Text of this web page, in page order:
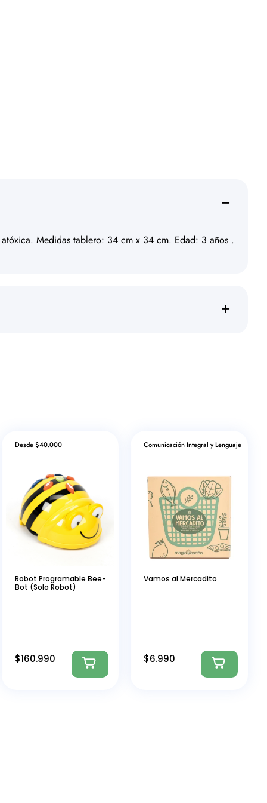
Medidas tablero: 34 cm x 34 cm. Edad: 3 años .
Desde $40.000
Robot Programable Bee-
Bot (Solo Robot)
$160.990
Comunicación Integral y Lenguaje
Vamos al Mercadito
$6.990